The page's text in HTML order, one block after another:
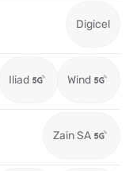
Digicel
Iliad Wind
Zain SA